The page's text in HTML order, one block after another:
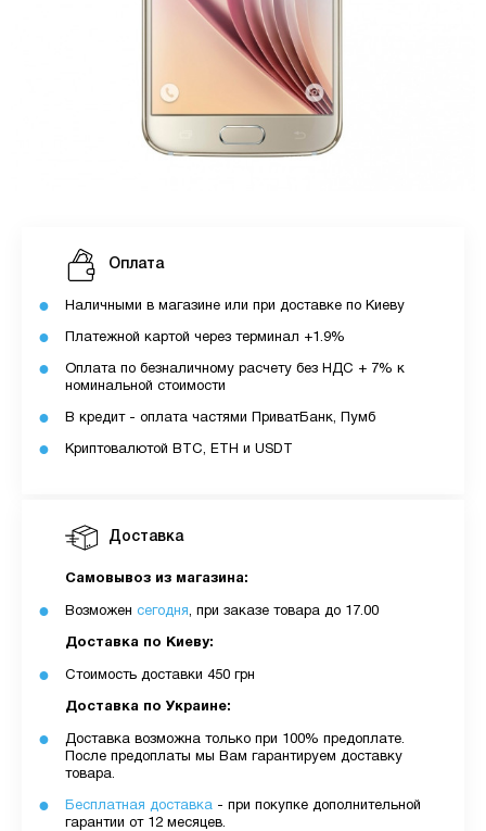
Доставка
Самовывоз из магазина:
Возможен сегодня, при заказе товара до 17.00
Доставка по Киеву:
Стоимость доставки 450 грн
Доставка по Украине:
Доставка возможна только при 100% предоплате.
После предоплаты мы Вам гарантируем доставку
товара.
Бесплатная доставка - при покупке дополнительной
гарантии от 12 месяцев.
Оплата
Наличными в магазине или при доставке по Киеву
Платежной картой через терминал +1.9%
Оплата по безналичному расчету без НДС + 7% к
номинальной стоимости
В кредит - оплата частями ПриватБанк, Пумб
Криптовалютой BTC, ETH и USDT